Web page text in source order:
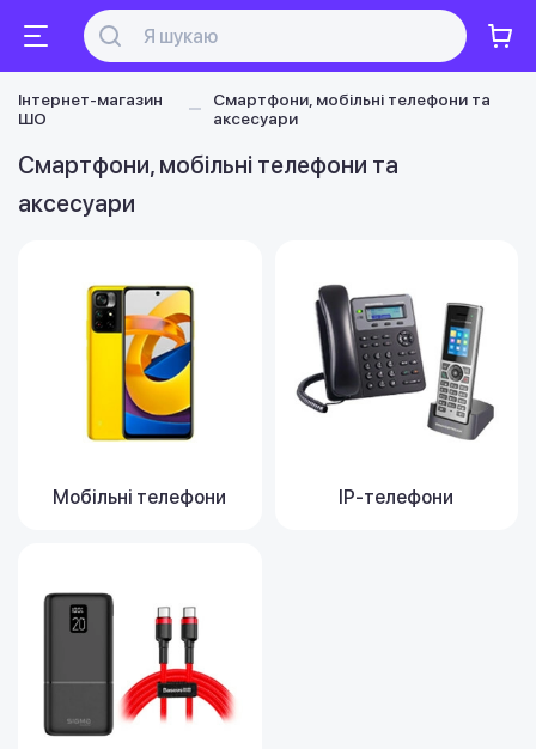
Інтернет-магазин
ШО
Смартфони, мобільні телефони та
аксесуари
Смартфони, мобільні телефони та
аксесуари
Мобільні телефони IP-телефони